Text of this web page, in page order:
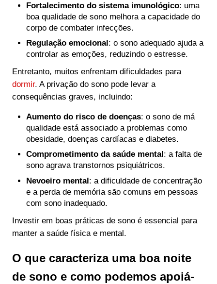
Fortalecimento do sistema imunológico: uma
boa qualidade de sono melhora a capacidade do
corpo de combater infecções.
Regulação emocional: o sono adequado ajuda a
controlar as emoções, reduzindo o estresse.
Entretanto, muitos enfrentam dificuldades para
dormir. A privação do sono pode levar a
consequências graves, incluindo:
Aumento do risco de doenças: o sono de má
qualidade está associado a problemas como
obesidade, doenças cardíacas e diabetes.
Comprometimento da saúde mental : a falta de
sono agrava transtornos psiquiátricos.
Nevoeiro mental: a dificuldade de concentração
e a perda de memória são comuns em pessoas
com sono inadequado.
Investir em boas práticas de sono é essencial para
manter a saúde física e mental.
O que caracteriza uma boa noite
de sono e como podemos apoiá-